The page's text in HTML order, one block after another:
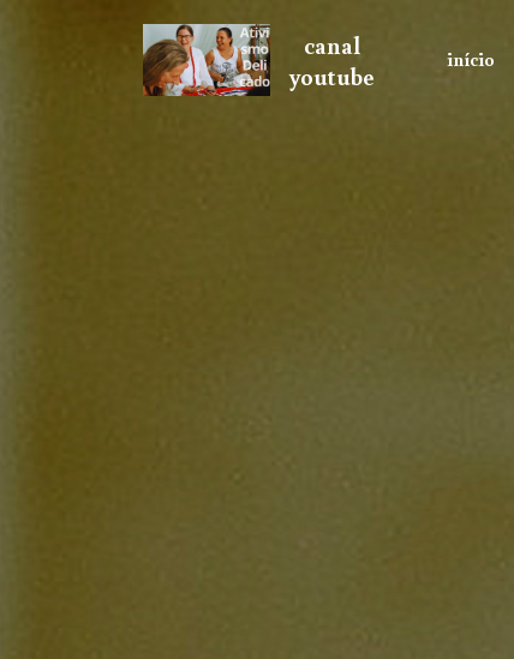
canal
youtube
início